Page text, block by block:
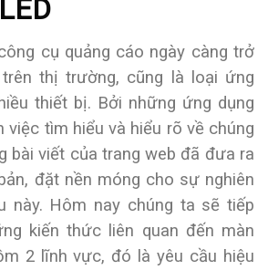
cụ quảng cáo ngày càng trở
thị trường, cũng là loại ứng
thiết bị. Bởi những ứng dụng
việc tìm hiểu và hiểu rõ về chúng
bài viết của trang web đã đưa ra
đặt nền móng cho sự nghiên
này. Hôm nay chúng ta sẽ tiếp
kiến thức liên quan đến màn
2 lĩnh vực, đó là yêu cầu hiệu